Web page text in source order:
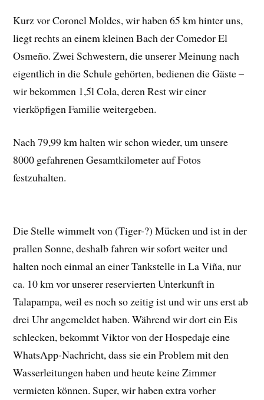
Kurz vor Coronel Moldes, wir haben 65 km hinter uns,
liegt rechts an einem kleinen Bach der Comedor El
Osmeño. Zwei Schwestern, die unserer Meinung nach
eigentlich in die Schule gehörten, bedienen die Gäste –
wir bekommen 1,5l Cola, deren Rest wir einer
vierköpfigen Familie weitergeben.
Nach 79,99 km halten wir schon wieder, um unsere
8000 gefahrenen Gesamtkilometer auf Fotos
festzuhalten.
Die Stelle wimmelt von (Tiger-?) Mücken und ist in der
prallen Sonne, deshalb fahren wir sofort weiter und
halten noch einmal an einer Tankstelle in La Viña, nur
ca. 10 km vor unserer reservierten Unterkunft in
Talapampa, weil es noch so zeitig ist und wir uns erst ab
drei Uhr angemeldet haben. Während wir dort ein Eis
schlecken, bekommt Viktor von der Hospedaje eine
WhatsApp-Nachricht, dass sie ein Problem mit den
Wasserleitungen haben und heute keine Zimmer
vermieten können. Super, wir haben extra vorher